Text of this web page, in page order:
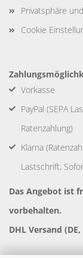
Privatsphäre
Cookie
Vorkasse
PayPal (SEPA
Ratenzahlung)
Klarna
Lastschrift,
Das Angebot ist
vorbehalten.
DHL Versand (DE,